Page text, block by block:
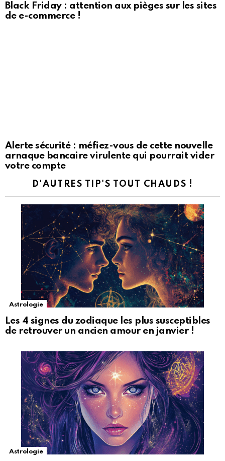
Black Friday : attention aux pièges sur les sites
de e-commerce !
Alerte sécurité : méfiez-vous de cette nouvelle
arnaque bancaire virulente qui pourrait vider
votre compte
D'AUTRES TIP'S TOUT CHAUDS !
Astrologie
Les 4 signes du zodiaque les plus susceptibles
de retrouver un ancien amour en janvier !
Astrologie